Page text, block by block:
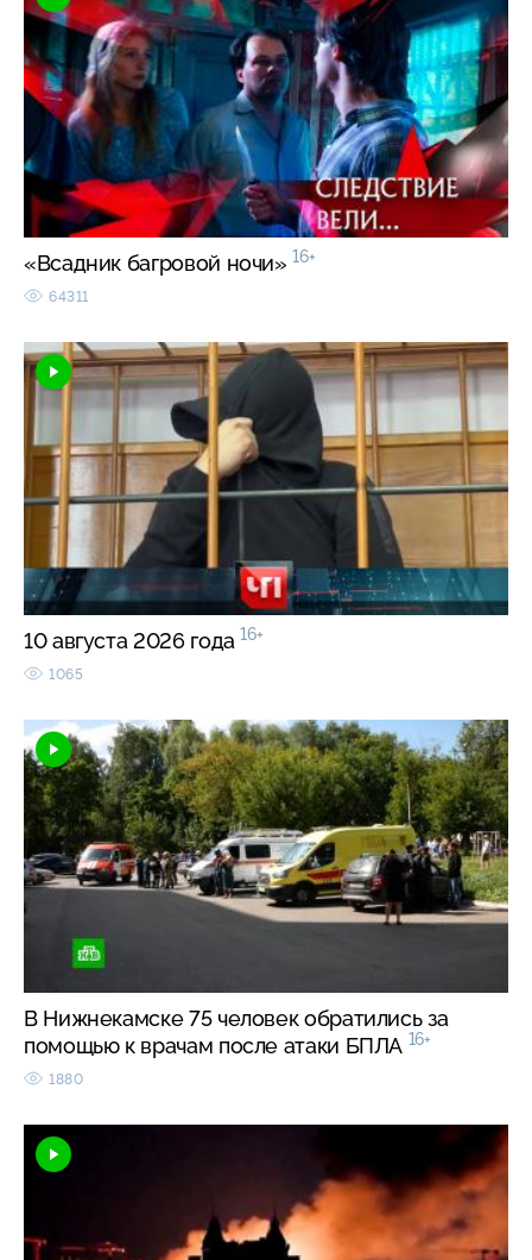
«Всадник багровой ночи» 16+
64311
10 августа 2026 года 16+
1065
В Нижнекамске 75 человек обратились за
помощью к врачам после атаки БПЛА 16+
1880